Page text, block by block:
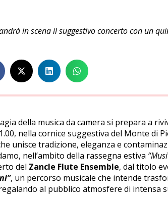
in scena il suggestivo concerto con un
della musica da camera si prepara a
nella cornice suggestiva del Monte di
unisce tradizione, eleganza e
nell’ambito della rassegna estiva
del Zancle Flute Ensemble, dal titolo
, un percorso musicale che intende
al pubblico atmosfere di intensa